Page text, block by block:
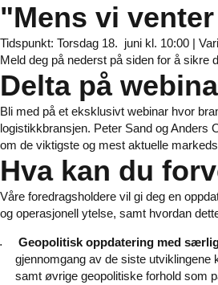
"Mens vi
Tidspunkt: Torsdag 18. juni kl. 10:00 |
Meld deg på nederst på siden for å sikre
Delta på
Bli med på et eksklusivt webinar hvor
logistikkbransjen. Peter Sand ogAnders
om de viktigste og mest aktuelle
Hva kan du
Våre foredragsholdere vil gi deg en
og operasjonell ytelse, samt hvordan
Geopolitisk oppdatering med
gjennomgang av de siste utviklingene
samt øvrige geopolitiske forhold som